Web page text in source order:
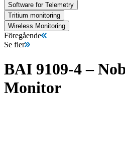
Software for Telemetry
Tritium monitoring
Wireless Monitoring
Föregående
Se fler
BAI 9109-4 –
Monitor